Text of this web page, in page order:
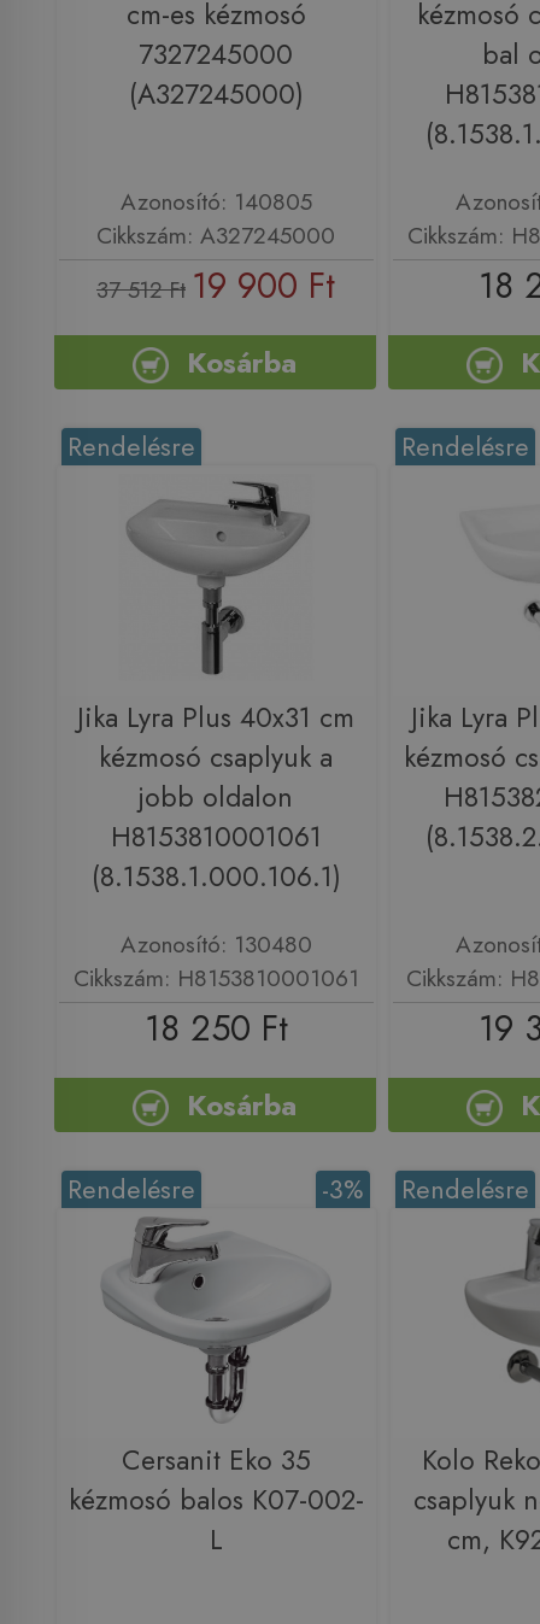
cm-es kézmosó
7327245000
(A327245000)
Azonosító: 140805
Cikkszám: A327245000
37 512 Ft 19 900 Ft
Kosárba
kézmosó
bal
Cikkszám:
18
Rendelésre
Jika Lyra Plus 40x31 cm
kézmosó csaplyuk a
jobb oldalon
H8153810001061
(8.1538.1.000.106.1)
Azonosító: 130480
Cikkszám: H8153810001061
18 250 Ft
Kosárba
Rendelésre
Jika Lyra
kézmosó
Cikkszám:
19
-3%
Rendelésre
Cersanit Eko 35
kézmosó balos K07-002-
L
Rendelésre
Kolo
csaplyuk
cm,